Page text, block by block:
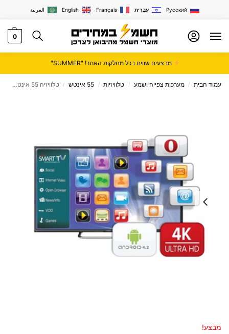
العربية English Français עִבְרִית Русский
0
מבצעים שווים בכל מחלקות האתר! "SUMMER"
עמוד הבית / מערכות צפייה ושמע / טלוויזיות / 55 אינטש / טלוויזיה 55 אינטש FujiCom 4K דגם FJ55U7
מבצע!